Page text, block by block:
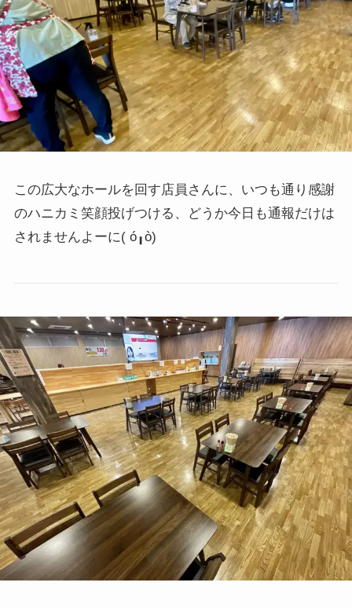
この広大なホールを回す店員さんに、いつも通り感謝
のハニカミ笑顔投げつける、どうか今日も通報だけは
されませんよーに( ó╻ò)